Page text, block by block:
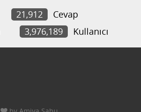
21,912
Cevap
3,976,189 Kullanıcı